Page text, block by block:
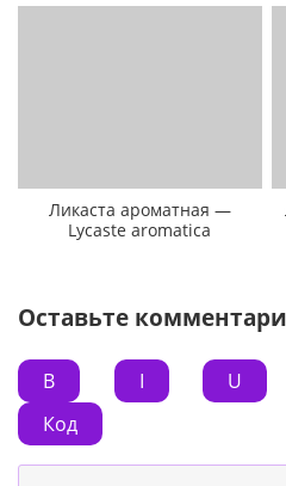
Ликаста ароматная —
Lycaste aromatica
Оставьте
B I U
Код